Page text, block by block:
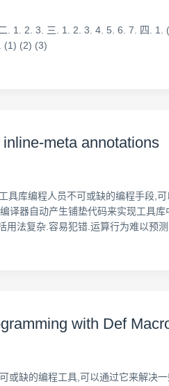
二. 1. 2. 3. 三. 1. 2. 3. 4. 5. 6. 7.
(1) (2) (3)
meta annotations
具库编程人员不可或缺的编程手段,
译器自动产生铺垫代码来实现工具
法复杂.容易犯错.运算行为难以预
with Def
或缺的编程工具,可以通过它来解